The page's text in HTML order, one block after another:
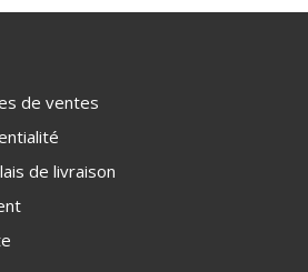
de ventes
de livraison